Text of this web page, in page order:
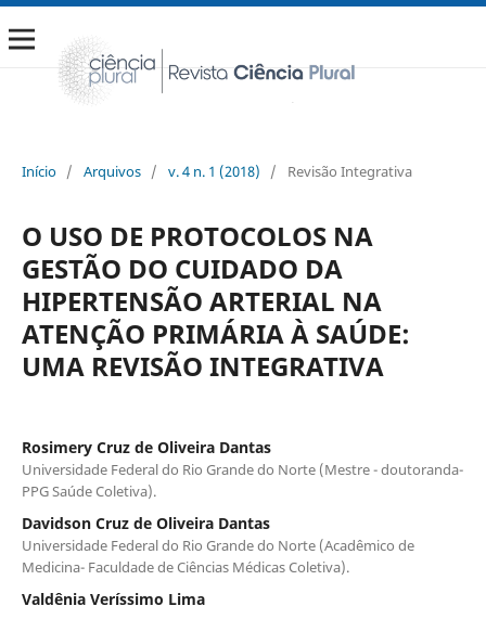
Início / Arquivos / v. 4 n. 1 (2018) / Revisão Integrativa
O USO DE PROTOCOLOS NA
GESTÃO DO CUIDADO DA
HIPERTENSÃO ARTERIAL NA
ATENÇÃO PRIMÁRIA À SAÚDE:
UMA REVISÃO INTEGRATIVA
Rosimery Cruz de Oliveira Dantas
Universidade Federal do Rio Grande do Norte (Mestre - doutoranda-
PPG Saúde Coletiva).
Davidson Cruz de Oliveira Dantas
Universidade Federal do Rio Grande do Norte (Acadêmico de
Medicina- Faculdade de Ciências Médicas Coletiva).
Valdênia Veríssimo Lima